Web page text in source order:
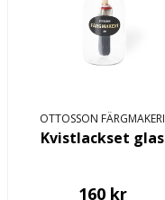
OTTOSSON FÄRGMAKERI
Kvistlackset glas
160 kr